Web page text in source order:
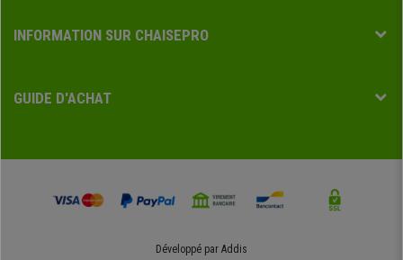
INFORMATION SUR CHAISEPRO
GUIDE D'ACHAT
Développé par Addis